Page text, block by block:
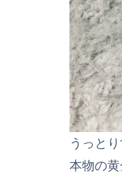
うっと
本物の